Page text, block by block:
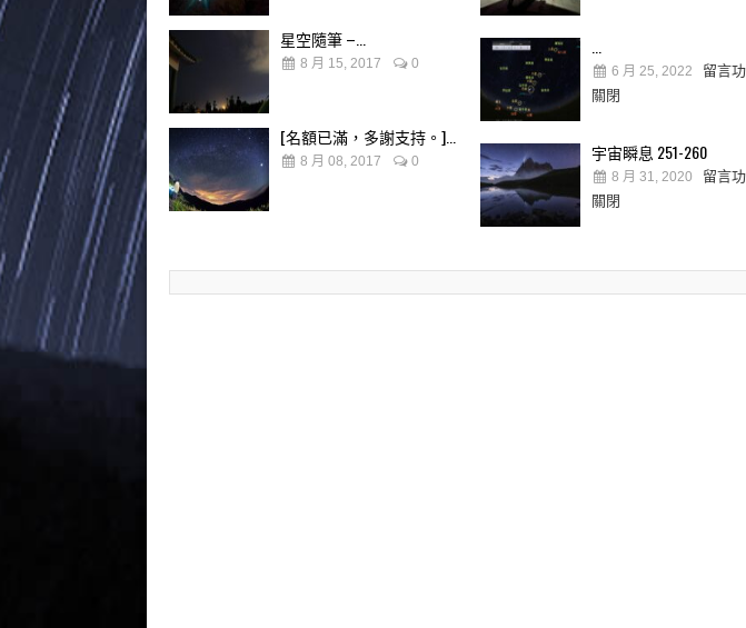
星空隨筆 –...
8 月 15, 2017 0
[名額已滿，多謝支持。]...
8 月 08, 2017 0
6 月 25, 2022
留言
關閉
宇宙瞬息 251-260
8 月 31, 2020
留言
關閉